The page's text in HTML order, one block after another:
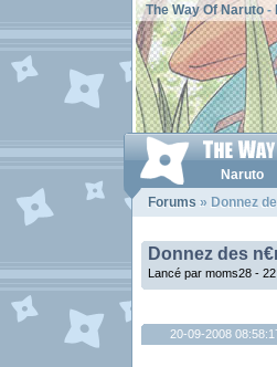
The Way Of Naruto-
Naruto
Forums » Donnez
Donnez des
Lancé par moms28 -
20-09-2008